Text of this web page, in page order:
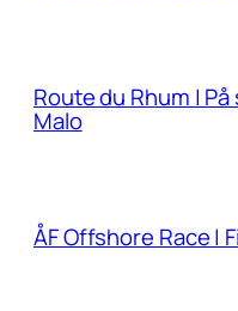
Route du Rhum |
Malo
ÅF Offshore Race |